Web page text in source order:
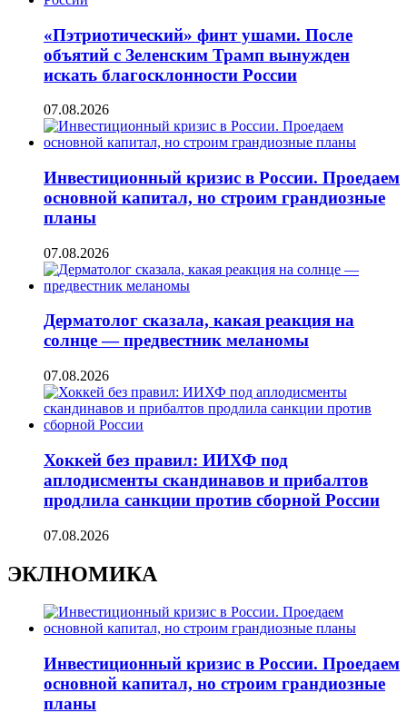
«Пэтриотический» финт ушами. После
объятий с Зеленским Трамп вынужден
искать благосклонности России
07.08.2026
Инвестиционный кризис в России. Проедаем
основной капитал, но строим грандиозные
планы
07.08.2026
Дерматолог сказала, какая реакция на
солнце — предвестник меланомы
07.08.2026
Хоккей без правил: ИИХФ под
аплодисменты скандинавов и прибалтов
продлила санкции против сборной России
07.08.2026
ЭКЛНОМИКА
Инвестиционный кризис в России. Проедаем
основной капитал, но строим грандиозные
планы